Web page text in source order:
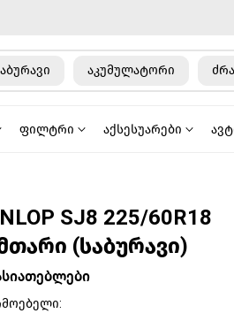
აკუმულატორი
ფილტრი აქსესუარები
SJ8 225/60R18
(საბურავი)